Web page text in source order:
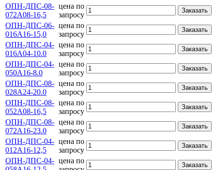
ОПН-ДПС-08-
072А08-16,5
цена по
запросу
Заказать
ОПН-ДПС-06-
016А16-15,0
цена по
запросу
Заказать
ОПН-ДПС-04-
016А04-10.0
цена по
запросу
Заказать
ОПН-ДПС-04-
050А16-8.0
цена по
запросу
Заказать
ОПН-ДПС-08-
028А24-20.0
цена по
запросу
Заказать
ОПН-ДПС-08-
052А08-16,5
цена по
запросу
Заказать
ОПН-ДПС-08-
072А16-23.0
цена по
запросу
Заказать
ОПН-ДПС-04-
012А16-12,5
цена по
запросу
Заказать
ОПН-ДПС-04- цена по
Заказать